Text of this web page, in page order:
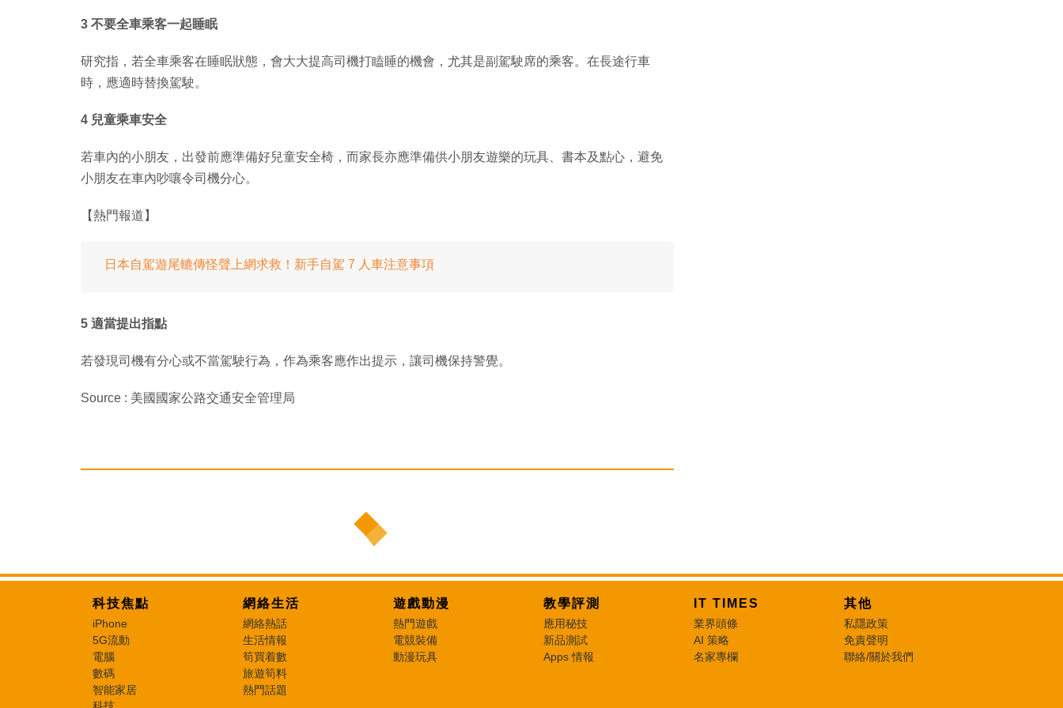
3 不要全車乘客一起睡眠
研究指，若全車乘客在睡眠狀態，會大大提高司機打瞌睡的機會，尤其是副駕駛席的乘客。在長途行車
時，應適時替換駕駛。
4 兒童乘車安全
若車內的小朋友，出發前應準備好兒童安全椅，而家長亦應準備供小朋友遊樂的玩具、書本及點心，避免
小朋友在車內吵嚷令司機分心。
【熱門報道】
日本自駕遊尾轆傳怪聲上網求救！新手自駕 7 人車注意事項
5 適當提出指點
若發現司機有分心或不當駕駛行為，作為乘客應作出提示，讓司機保持警覺。
Source : 美國國家公路交通安全管理局
科技焦點
iPhone
5G流動
電腦
數碼
智能家居
網絡生活
網絡熱話
生活情報
筍買着數
旅遊筍料
熱門話題
遊戲動漫
熱門遊戲
電競裝備
動漫玩具
教學評測
應用秘技
新品測試
Apps 情報
IT TIMES
業界頭條
AI 策略
名家專欄
其他
私隱政策
免責聲明
聯絡/關於我們